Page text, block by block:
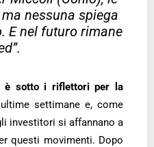
nessuna spiega
E nel futuro rimane
è sotto i riflettori per la
settimane e, come
investitori si affannano a
questi movimenti. Dopo